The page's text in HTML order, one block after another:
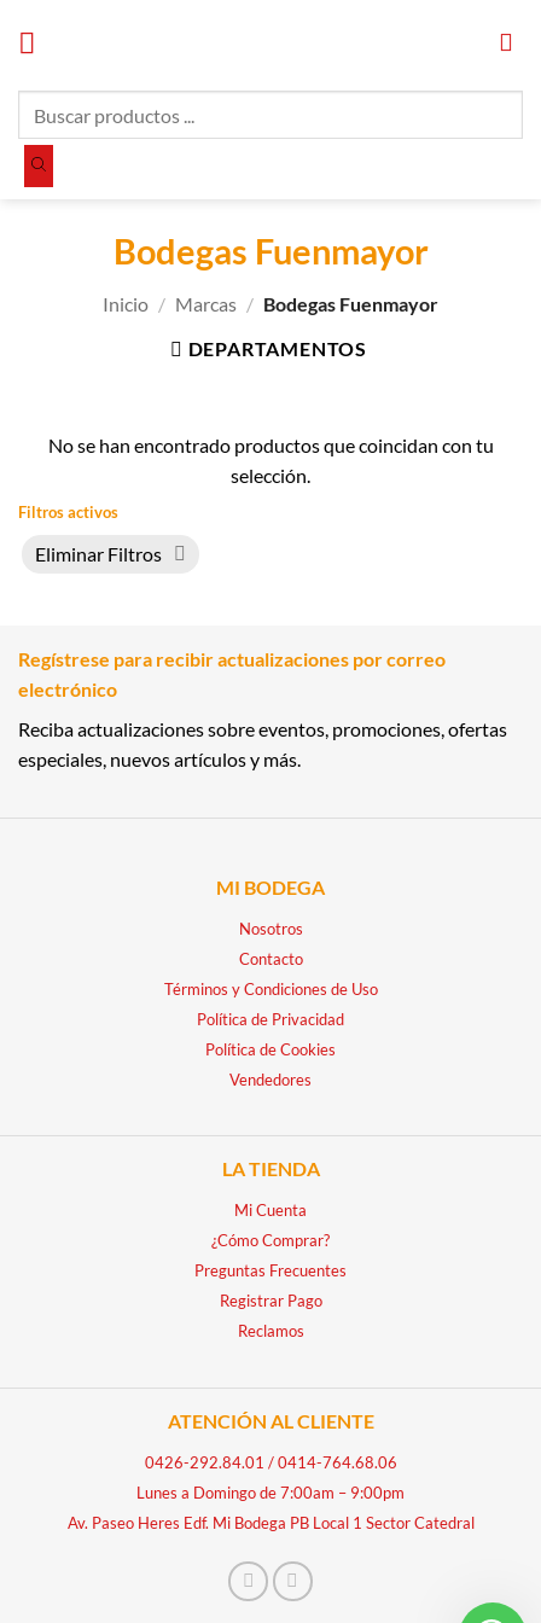
productos
Bodegas Fuenmayor
Inicio / Marcas / Bodegas Fuenmayor
DEPARTAMENTOS
No se han encontrado productos que coincidan con tu
selección.
Filtros activos
Eliminar Filtros
Regístrese para recibir actualizaciones por correo
electrónico
Reciba actualizaciones sobre eventos, promociones, ofertas
especiales, nuevos artículos y más.
MI BODEGA
Nosotros
Contacto
Términos y Condiciones de Uso
Política de Privacidad
Política de Cookies
Vendedores
LA TIENDA
Mi Cuenta
¿Cómo Comprar?
Preguntas Frecuentes
Registrar Pago
Reclamos
ATENCIÓN AL CLIENTE
0426-292.84.01 /0414-764.68.06
Lunes a Domingo de 7:00am – 9:00pm
Av. Paseo Heres Edf. Mi Bodega PB Local 1 Sector Catedral